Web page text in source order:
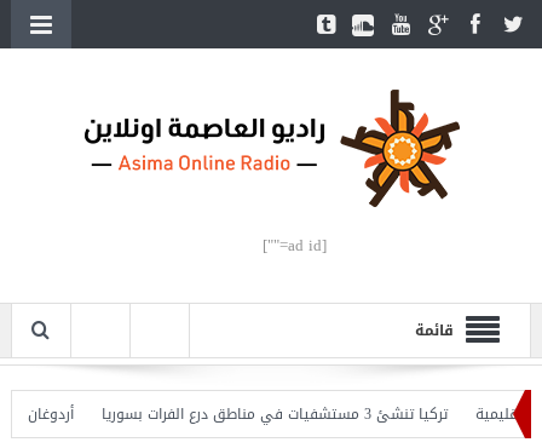
[ad id=""]
قائمة
تركيا تنشئ 3 مستشفيات في مناطق درع الفرات بسوريا
أردوغان يفتتح